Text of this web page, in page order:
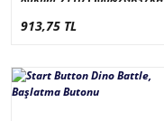
913,75 TL